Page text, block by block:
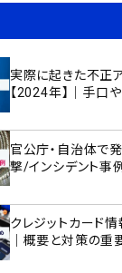
実際に起きた不正
【2024年】｜手口
官公庁・自治体で
撃/インシデント事
クレジットカード
｜概要と対策の重